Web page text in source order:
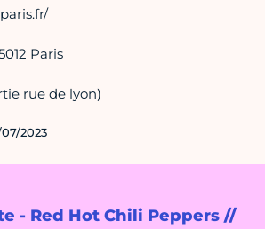
- Red Hot Chili Peppers //
Paris
rue de lyon)
2023